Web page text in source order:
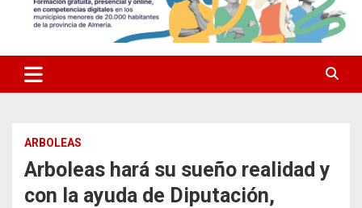
ARBOLEAS
Arboleas hará su sueño realidad y
con la ayuda de Diputación,